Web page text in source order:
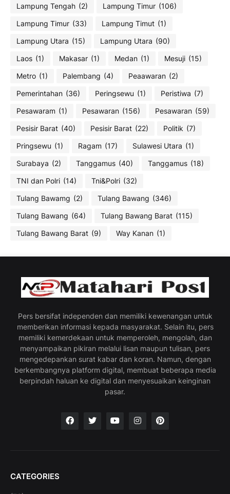
Lampung Tengah (2) Lampung Timur (106)
Lampung Timur (33) Lampung Timut (1)
Lampung Utara (15) Lampung Utara (90)
Laos (1) Makasar (1) Medan (1) Mesuji (15)
Metro (1) Palembang (4) Peaawaran (2)
Pemerintahan (36) Peringsewu (1) Peristiwa (7)
Pesawaram (1) Pesawaran (156) Pesawaran (59)
Pesisir Barat (40) Pesisir Barat (22) Politik (7)
Pringsewu (1) Ragam (17) Sulawesi Utara (1)
Surabaya (2) Tanggamus (40) Tanggamus (18)
TNI dan Polri (14) Tni&Polri (32)
Tulang Bawamg (2) Tulang Bawang (346)
Tulang Bawang (64) Tulang Bawang Barat (115)
Tulang Bawang Barat (9) Way Kanan (1)
Pers bersifat independen dan memiliki kewenangan untuk
memberikan informasi kepada masyarakat. Selain itu, pers
memiliki kemerdekaan untuk memperoleh, mengolah, dan
menyampaikan pikiran melalui lisan maupun tulisan, pers
mengedepankan surat kabar dan koran. Namun, dengan
berkembangnya platform digital, membuat beberapa media
berpindah haluan ke digital dan menyesuaikan keinginan
pasar.
CATEGORIES